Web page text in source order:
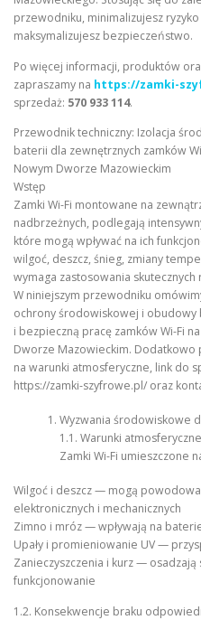
przewodniku, minimalizujesz
maksymalizujesz bezpieczeństwo.
Po więcej informacji, produktów
zapraszamy na https://zamki-
sprzedaż: 570 933 114.
Przewodnik techniczny: Izolacja
baterii dla zewnętrznych zamków
Nowym Dworze Mazowieckim
Wstęp
Zamki Wi-Fi montowane na
nadbrzeżnych, podlegają
które mogą wpływać na ich
wilgoć, deszcz, śnieg, zmiany
wymaga zastosowania
W niniejszym przewodniku
ochrony środowiskowej i
i bezpieczną pracę zamków Wi-Fi
Dworze Mazowieckim.
na warunki atmosferyczne, link do
https://zamki-szyfrowe.pl/ oraz
Wyzwania środowiskowe
1.1. Warunki
Zamki Wi-Fi umieszczone
Wilgoć i deszcz — mogą
elektronicznych i mechanicznych
Zimno i mróz — wpływają na
Upały i promieniowanie UV —
Zanieczyszczenia i kurz — osadzają
funkcjonowanie
1.2. Konsekwencje braku